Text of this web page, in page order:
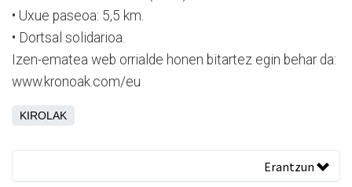
• Uxue paseoa: 5,5 km.
• Dortsal solidarioa.
Izen-ematea web orrialde honen bitartez egin behar da:
www.kronoak.com/eu
KIROLAK
Erantzun